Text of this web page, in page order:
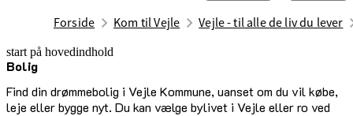
Forside Kom til Vejle Vejle - til alle de liv du lever
start på hovedindhold
Bolig
Find din drømmebolig i Vejle Kommune, uanset om du vil købe,
leje eller bygge nyt. Du kan vælge bylivet i Vejle eller ro ved
senest opdateret 17. februar 2026